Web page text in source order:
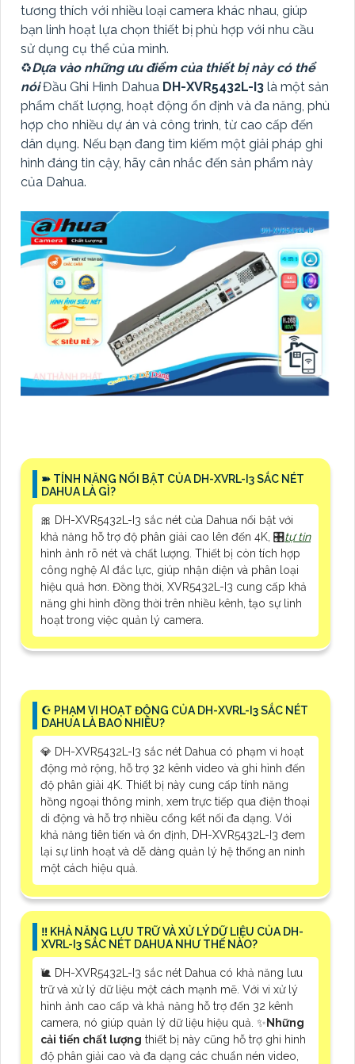
tương thích với nhiều loại camera khác nhau, giúp
bạn linh hoạt lựa chọn thiết bị phù hợp với nhu cầu
sử dụng cụ thể của mình.
♻Dựa vào những ưu điểm của thiết bị này có thể
nóiĐầu Ghi Hình Dahua DH-XVR5432L-I3 là một sản
phẩm chất lượng, hoạt động ổn định và đa năng, phù
hợp cho nhiều dự án và công trình, từ cao cấp đến
dân dụng. Nếu bạn đang tìm kiếm một giải pháp ghi
hình đáng tin cậy, hãy cân nhắc đến sản phẩm này
của Dahua.
➽ TÍNH NĂNG NỔI BẬT CỦA DH-XVRL-I3 SẮC NÉT
DAHUA LÀ GÌ?
🎀 DH-XVR5432L-I3 sắc nét của Dahua nổi bật với
khả năng hỗ trợ độ phân giải cao lên đến 4K, 🎛tự tin
hình ảnh rõ nét và chất lượng. Thiết bị còn tích hợp
công nghệ AI đắc lực, giúp nhận diện và phân loại
hiệu quả hơn. Đồng thời, XVR5432L-I3 cung cấp khả
năng ghi hình đồng thời trên nhiều kênh, tạo sự linh
hoạt trong việc quản lý camera.
☪ PHẠM VI HOẠT ĐỘNG CỦA DH-XVRL-I3 SẮC NÉT
DAHUA LÀ BAO NHIÊU?
💎 DH-XVR5432L-I3 sắc nét Dahua có phạm vi hoạt
động mở rộng, hỗ trợ 32 kênh video và ghi hình đến
độ phân giải 4K. Thiết bị này cung cấp tính năng
hồng ngoại thông minh, xem trực tiếp qua điện thoại
di động và hỗ trợ nhiều cổng kết nối đa dạng. Với
khả năng tiên tiến và ổn định, DH-XVR5432L-I3 đem
lại sự linh hoạt và dễ dàng quản lý hệ thống an ninh
một cách hiệu quả.
‼️ KHẢ NĂNG LƯU TRỮ VÀ XỬ LÝ DỮ LIỆU CỦA DH-
XVRL-I3 SẮC NÉT DAHUA NHƯ THẾ NÀO?
🐌 DH-XVR5432L-I3 sắc nét Dahua có khả năng lưu
trữ và xử lý dữ liệu một cách mạnh mẽ. Với vi xử lý
hình ảnh cao cấp và khả năng hỗ trợ đến 32 kênh
camera, nó giúp quản lý dữ liệu hiệu quả. ✨Những
cải tiến chất lượng thiết bị này cũng hỗ trợ ghi hình
độ phân giải cao và đa dạng các chuẩn nén video,